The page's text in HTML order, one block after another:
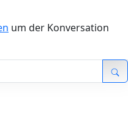
um der Konversation